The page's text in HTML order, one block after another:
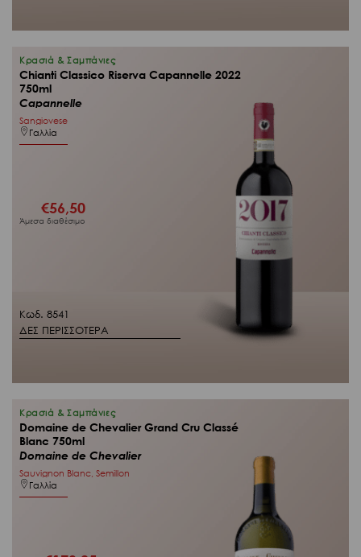
Κωδ. 8541
ΔΕΣ ΠΕΡΙΣΣΟΤΕΡΑ
Κρασιά & Σαμπάνιες
Chianti Classico Riserva Capannelle 2022
750ml
Capannelle
Sangiovese
Γαλλία
€56,50
Άμεσα διαθέσιμο
Κρασιά & Σαμπάνιες
Domaine de Chevalier Grand Cru Classé
Blanc 750ml
Domaine de Chevalier
Sauvignon Blanc, Semillon
Γαλλία